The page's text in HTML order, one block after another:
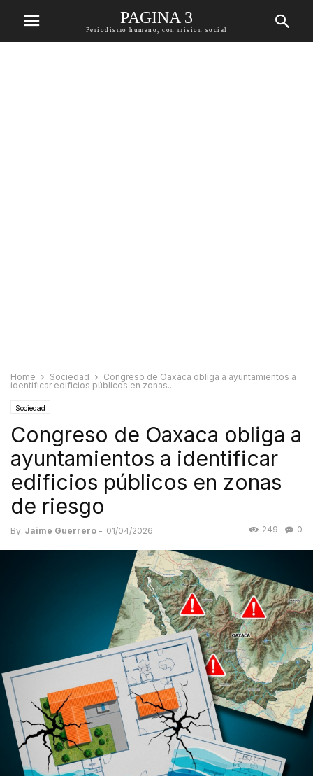
PAGINA 3
Periodismo humano, con mision social
Home Sociedad
Congreso de Oaxaca obliga a ayuntamientos a
identificar edificios públicos en zonas...
Sociedad
Congreso de Oaxaca obliga a
ayuntamientos a identificar
edificios públicos en zonas
de riesgo
By Jaime Guerrero - 01/04/2026 0
249